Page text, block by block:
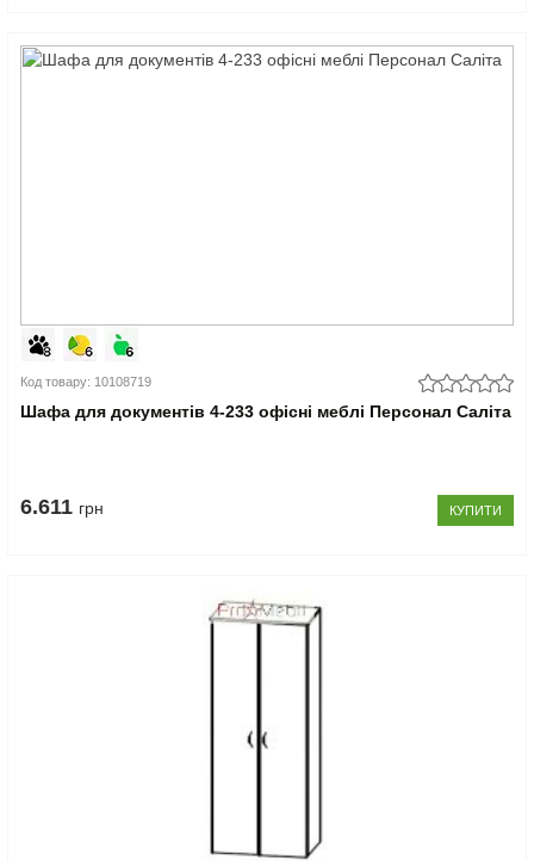
Код товару: 10108719
Шафа для документів 4-233 офісні меблі Персонал Саліта
6.611 грн КУПИТИ